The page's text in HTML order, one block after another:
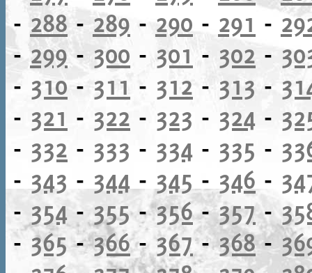
- 288 -289 - 290 - 291 -
-299- 300 - 301 - 302 -
- 310 - 311 - 312 - 313 -
- 321 - 322 - 323 - 324 -
- 332 - 333 - 334 - 335 -
- 343 - 344 - 345 - 346 -
- 354 - 355-356-357-
- 365-366-367-368-